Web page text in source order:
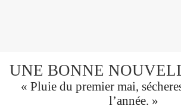
UNE BONNE
« Pluie du premier mai,
l’année. »